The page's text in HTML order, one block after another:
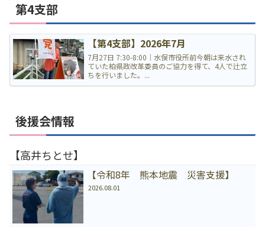
第4支部
【第4支部】2026年7月
7月27日 7:30-8:00｜水俣市役所前今朝は来水され
ていた柏県政改革委員のご協力を得て、4人で辻立
ちを行いました。...
後援会情報
【高井ちとせ】
【令和8年 熊本地震 災害支援】
2026.08.01